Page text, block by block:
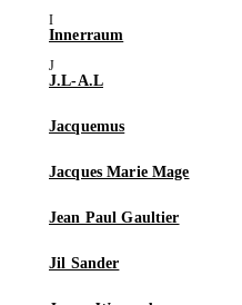
Innerraum
J.L-A.L
Jacquemus
Jacques Marie Mage
Jean Paul Gaultier
Jil Sander